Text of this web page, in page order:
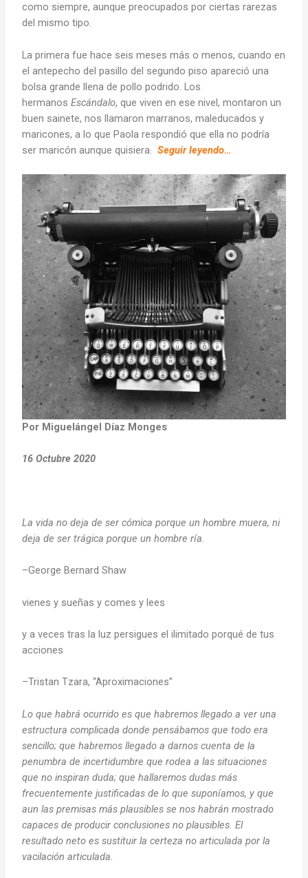
como siempre, aunque preocupados por ciertas rarezas
del mismo tipo.
La primera fue hace seis meses más o menos, cuando en
el antepecho del pasillo del segundo piso apareció una
bolsa grande llena de pollo podrido. Los
hermanosEscándalo, que viven en ese nivel, montaron un
buen sainete, nos llamaron marranos, maleducados y
maricones, a lo que Paola respondió que ella no podría
ser maricón aunque quisiera.
Seguir leyendo…
Por Miguelángel Díaz Monges
16 Octubre 2020
La vida no deja de ser cómica porque un hombre muera, ni
deja de ser trágica porque un hombre ría.
–George Bernard Shaw
vienes y sueñas y comes y lees
y a veces tras la luz persigues el ilimitado porqué de tus
acciones
–Tristan Tzara, “Aproximaciones”
Lo que habrá ocurrido es que habremos llegado a ver una
estructura complicada donde pensábamos que todo era
sencillo; que habremos llegado a darnos cuenta de la
penumbra de incertidumbre que rodea a las situaciones
que no inspiran duda; que hallaremos dudas más
frecuentemente justificadas de lo que suponíamos, y que
aun las premisas más plausibles se nos habrán mostrado
capaces de producir conclusiones no plausibles. El
resultado neto es sustituir la certeza no articulada por la
vacilación articulada.